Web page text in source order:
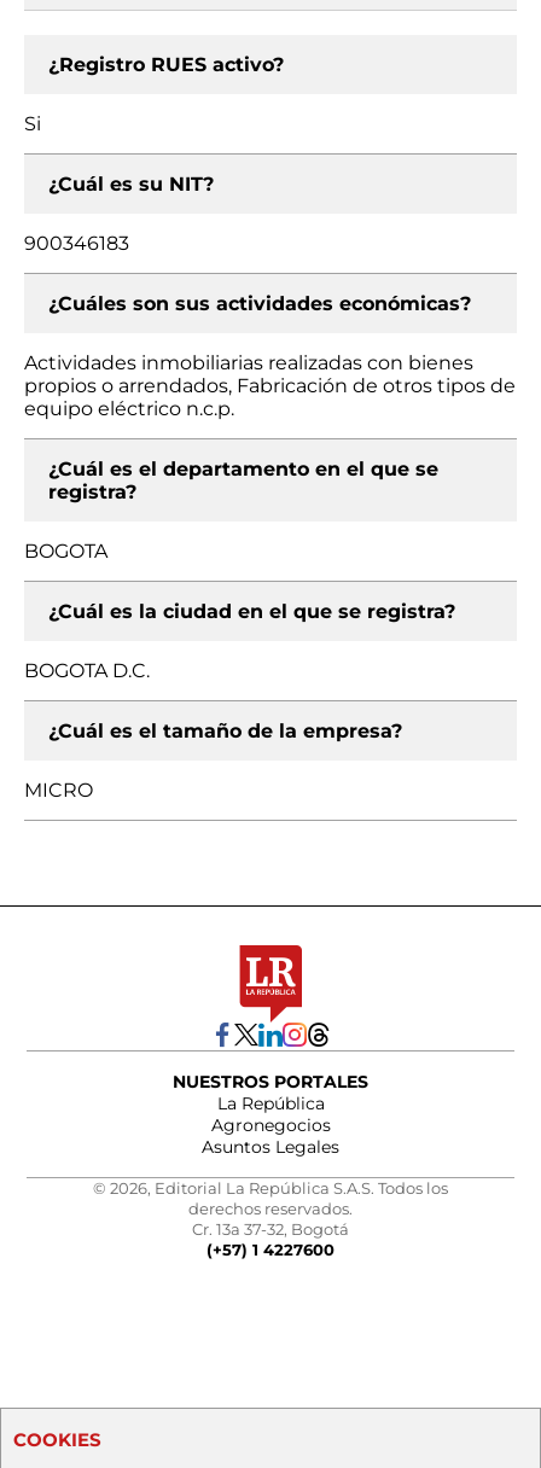
¿Registro RUES activo?
Si
¿Cuál es su NIT?
900346183
¿Cuáles son sus actividades económicas?
Actividades inmobiliarias realizadas con bienes
propios o arrendados, Fabricación de otros tipos de
equipo eléctrico n.c.p.
¿Cuál es el departamento en el que se
registra?
BOGOTA
¿Cuál es la ciudad en el que se registra?
BOGOTA D.C.
¿Cuál es el tamaño de la empresa?
MICRO
NUESTROS PORTALES
La República
Agronegocios
Asuntos Legales
© 2026, Editorial La República S.A.S. Todos los
derechos reservados.
Cr. 13a 37-32, Bogotá
(+57) 1 4227600
COOKIES